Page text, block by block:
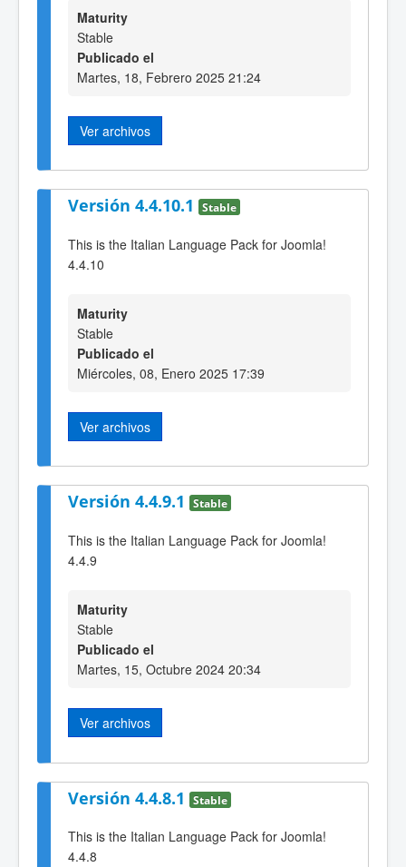
Maturity
Stable
Publicado el
Martes, 18, Febrero 2025 21:24
Ver archivos
Versión 4.4.10.1 Stable
This is the Italian Language Pack for Joomla!
4.4.10
Maturity
Stable
Publicado el
Miércoles, 08, Enero 2025 17:39
Ver archivos
Versión 4.4.9.1 Stable
This is the Italian Language Pack for Joomla!
4.4.9
Maturity
Stable
Publicado el
Martes, 15, Octubre 2024 20:34
Ver archivos
Versión 4.4.8.1 Stable
This is the Italian Language Pack for Joomla!
4.4.8